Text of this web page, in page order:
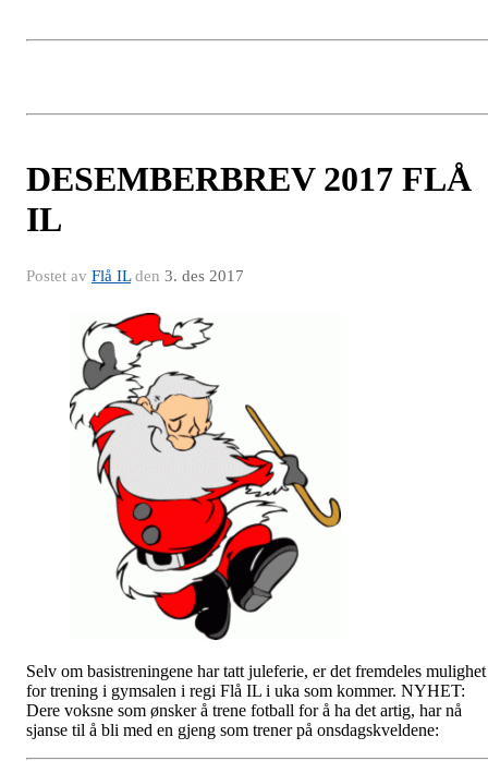
DESEMBERBREV 2017 FLÅ
IL
Postet av Flå ILden 3. des 2017
Selv om basistreningene har tatt juleferie, er det fremdeles mulighet
for trening i gymsalen i regi Flå IL i uka som kommer. NYHET:
Dere voksne som ønsker å trene fotball for å ha det artig, har nå
sjanse til å bli med en gjeng som trener på onsdagskveldene: